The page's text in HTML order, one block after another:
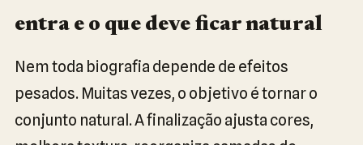
entra e o que deve ficar natural
Nem toda biografia depende de efeitos
pesados. Muitas vezes, o objetivo é tornar o
conjunto natural. A finalização ajusta cores,